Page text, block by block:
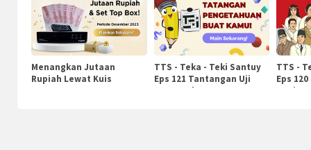
Menangkan Jutaan
Rupiah Lewat Kuis
TTS - Teka - Teki Santuy
Eps 121 Tantangan Uji
Pengetahuan
TTS -
Eps